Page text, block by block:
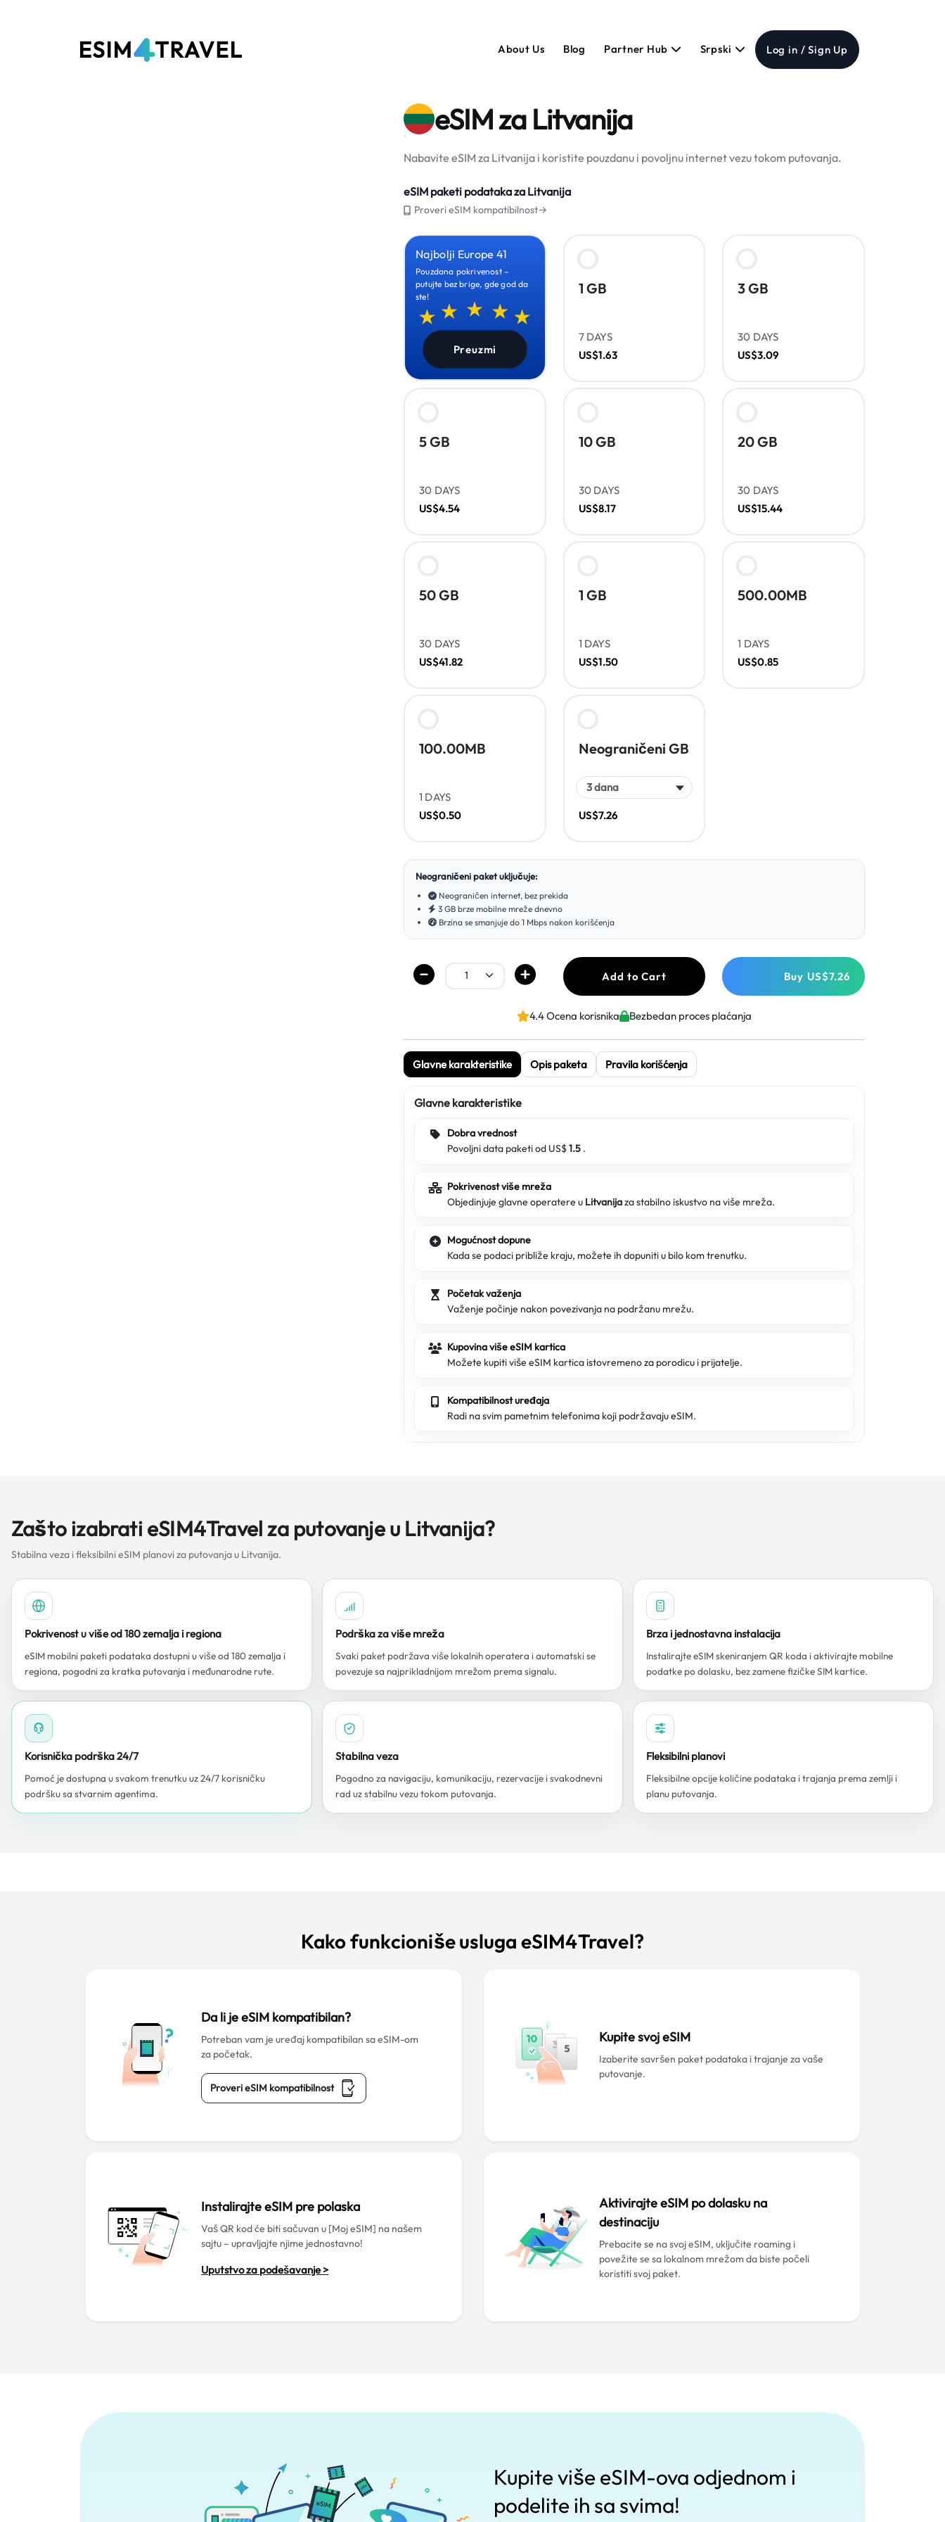
About Us Blog Partner Hub Srpski Log in / Sign Up
eSIM za Litvanija
Nabavite eSIM za Litvanija i koristite pouzdanu i povoljnu internet vezu tokom putovanja.
eSIM paketi podataka za Litvanija
Proveri eSIM kompatibilnost→
Najbolji Europe 41
Pouzdana pokrivenost –
putujte bez brige, gde god da
ste!
Preuzmi
1 GB
7 DAYS
US$1.63
3 GB
30 DAYS
US$3.09
5 GB
30 DAYS
US$4.54
10 GB
30 DAYS
US$8.17
20 GB
30 DAYS
US$15.44
50 GB
30 DAYS
US$41.82
1 GB
1 DAYS
US$1.50
500.00MB
1 DAYS
US$0.85
100.00MB
1 DAYS
US$0.50
Neograničeni GB
US$7.26
Neograničeni paket uključuje:
Neograničen internet, bez prekida
3 GB brze mobilne mreže dnevno
Brzina se smanjuje do 1 Mbps nakon korišćenja
Add to Cart Buy US$7.26
4.4 Ocena korisnika Bezbedan proces plaćanja
Glavne karakteristike Opis paketa Pravila korišćenja
Glavne karakteristike
Dobra vrednost
Povoljni data paketi od US$1.5 .
Pokrivenost više mreža
Objedinjuje glavne operatere u Litvanijaza stabilno iskustvo na više mreža.
Mogućnost dopune
Kada se podaci približe kraju, možete ih dopuniti u bilo kom trenutku.
Početak važenja
Važenje počinje nakon povezivanja na podržanu mrežu.
Kupovina više eSIM kartica
Možete kupiti više eSIM kartica istovremeno za porodicu i prijatelje.
Kompatibilnost uređaja
Radi na svim pametnim telefonima koji podržavaju eSIM.
Zašto izabrati eSIM4Travel za putovanje u Litvanija?
Stabilna veza i fleksibilni eSIM planovi za putovanja u Litvanija.
Pokrivenost u više od 180 zemalja i regiona
eSIM mobilni paketi podataka dostupni u više od 180 zemalja i
regiona, pogodni za kratka putovanja i međunarodne rute.
Podrška za više mreža
Svaki paket podržava više lokalnih operatera i automatski se
povezuje sa najprikladnijom mrežom prema signalu.
Brza i jednostavna instalacija
Instalirajte eSIM skeniranjem QR koda i aktivirajte mobilne
podatke po dolasku, bez zamene fizičke SIM kartice.
Korisnička podrška 24/7
Pomoć je dostupna u svakom trenutku uz 24/7 korisničku
podršku sa stvarnim agentima.
Stabilna veza
Pogodno za navigaciju, komunikaciju, rezervacije i svakodnevni
rad uz stabilnu vezu tokom putovanja.
Fleksibilni planovi
Fleksibilne opcije količine podataka i trajanja prema zemlji i
planu putovanja.
Kako funkcioniše usluga eSIM4Travel?
Da li je eSIM kompatibilan?
Potreban vam je uređaj kompatibilan sa eSIM-om
za početak.
Proveri eSIM kompatibilnost
Kupite svoj eSIM
Izaberite savršen paket podataka i trajanje za vaše
putovanje.
Instalirajte eSIM pre polaska
Vaš QR kod će biti sačuvan u [Moj eSIM] na našem
sajtu – upravljajte njime jednostavno!
Uputstvo za podešavanje >
Aktivirajte eSIM po dolasku na
destinaciju
Prebacite se na svoj eSIM, uključite roaming i
povežite se sa lokalnom mrežom da biste počeli
koristiti svoj paket.
Kupite više eSIM-ova odjednom i
podelite ih sa svima!